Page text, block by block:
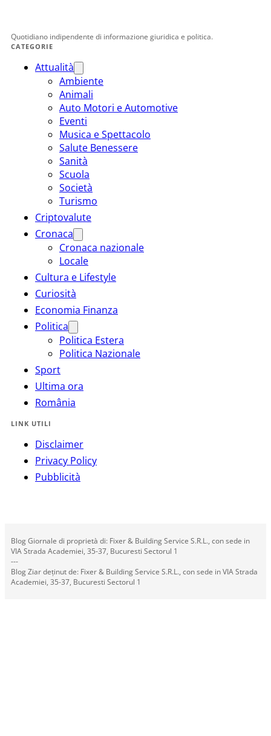
Quotidiano indipendente di informazione giuridica e politica.
CATEGORIE
Attualità
Ambiente
Animali
Auto Motori e Automotive
Eventi
Musica e Spettacolo
Salute Benessere
Sanità
Scuola
Società
Turismo
Criptovalute
Cronaca
Cronaca nazionale
Locale
Cultura e Lifestyle
Curiosità
Economia Finanza
Politica
Politica Estera
Politica Nazionale
Sport
Ultima ora
România
LINK UTILI
Disclaimer
Privacy Policy
Pubblicità
Blog Giornale di proprietà di: Fixer & Building Service S.R.L., con sede in
VIA Strada Academiei, 35-37, Bucuresti Sectorul 1
---
Blog Ziar deținut de: Fixer & Building Service S.R.L., con sede in VIA Strada
Academiei, 35-37, Bucuresti Sectorul 1